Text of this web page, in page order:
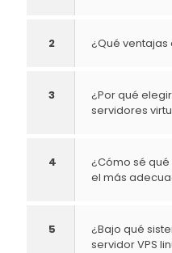
2 ¿Qué ventajas
3
¿Por qué
servidores
4
¿Cómo sé
el más
5
¿Bajo qué
servidor VPS